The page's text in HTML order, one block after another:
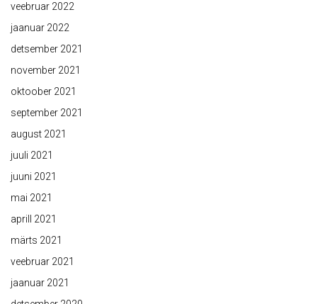
veebruar 2022
jaanuar 2022
detsember 2021
november 2021
oktoober 2021
september 2021
august 2021
juuli 2021
juuni 2021
mai 2021
aprill 2021
märts 2021
veebruar 2021
jaanuar 2021